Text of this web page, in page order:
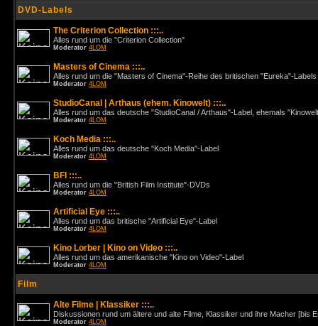
DVD-Labels
The Criterion Collection :::..
Alles rund um die "Criterion Collection"
Moderator 4LOM
Masters of Cinema :::..
Alles rund um die "Masters of Cinema"-Reihe des britischen "Eureka"-Labels
Moderator 4LOM
StudioCanal | Arthaus (ehem. Kinowelt) :::..
Alles rund um das deutsche "StudioCanal / Arthaus"-Label, ehemals
Moderator 4LOM
Koch Media :::..
Alles rund um das deutsche "Koch Media"-Label
Moderator 4LOM
BFI :::..
Alles rund um die "British Film Institute"-DVDs
Moderator 4LOM
Artificial Eye :::..
Alles rund um das britische "Artificial Eye"-Label
Moderator 4LOM
Kino Lorber | Kino on Video :::..
Alles rund um das amerikanische "Kino on Video"-Label
Moderator 4LOM
Film
Alte Filme | Klassiker :::..
Diskussionen rund um ältere und alte Filme, Klassiker und ihre Macher [bis
Moderator 4LOM